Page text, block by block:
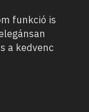
funkció is
a kedvenc